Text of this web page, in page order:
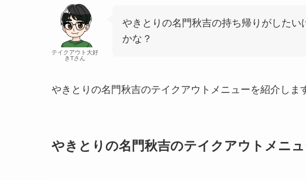
テイクアウト大好
きTさん
やきとりの名門秋吉の持ち帰りがしたい
かな？
やきとりの名門秋吉のテイクアウトメニューを紹介しま
やきとりの名門秋吉のテイクアウトメニ